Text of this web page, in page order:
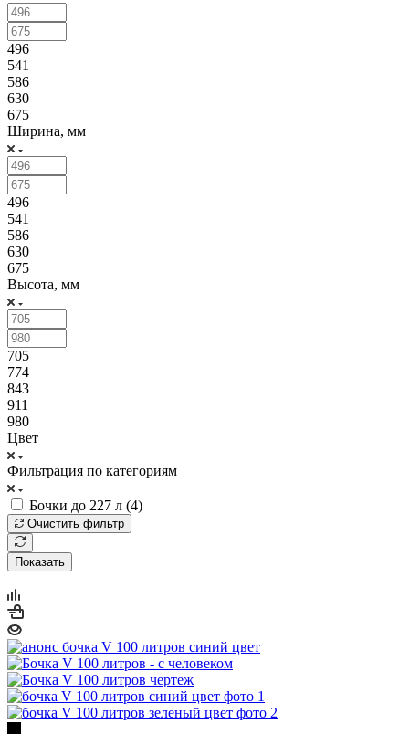
496
541
586
630
675
Ширина, мм
496
541
586
630
675
Высота, мм
705
774
843
911
980
Цвет
Фильтрация по категориям
Бочки до 227 л (4)
Очистить фильтр
Показать